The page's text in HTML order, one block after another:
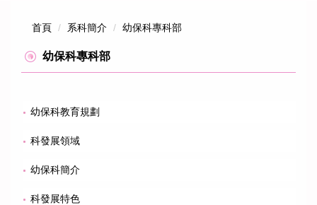
首頁 系科簡介 幼保科專科部
幼保科專科部
幼保科教育規劃
科發展領域
幼保科簡介
科發展特色